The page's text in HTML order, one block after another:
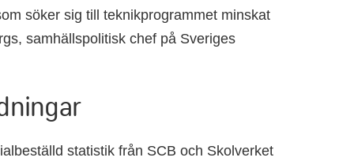
söker sig till teknikprogrammet minskat
samhällspolitisk chef på Sveriges
statistik från SCB och Skolverket